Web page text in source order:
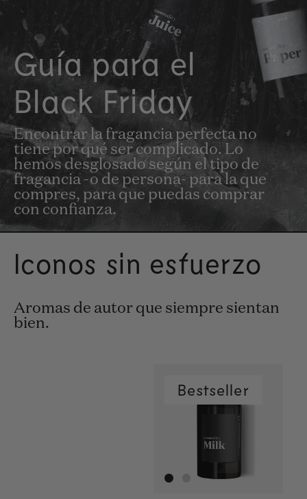
Guía para el
Black Friday
Encontrar la fragancia perfecta no
tiene por qué ser complicado. Lo
hemos desglosado según el tipo de
fragancia -o de persona- para la que
compres, para que puedas comprar
con confianza.
Iconos sin esfuerzo
Aromas de autor que siempre sientan
bien.
Bestseller